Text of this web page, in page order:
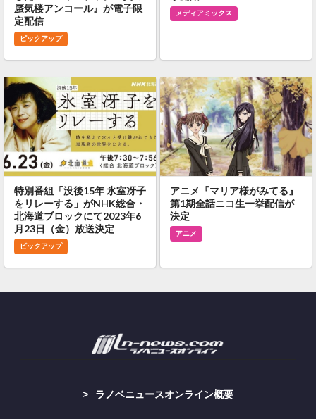
蜃気楼アンコール』が電子限
定配信
ピックアップ
メディアミックス
特別番組「没後15年 氷室冴子
をリレーする」がNHK総合・
北海道ブロックにて2023年6
月23日（金）放送決定
ピックアップ
アニメ『マリア様がみてる』
第1期全話ニコ生一挙配信が
決定
アニメ
ラノベニュースオンライン概要